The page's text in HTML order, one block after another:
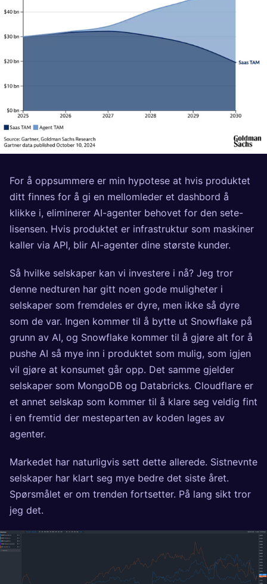
For å oppsummere er min hypotese at hvis produktet
ditt finnes for å gi en mellomleder et dashbord å
klikke i, eliminerer AI-agenter behovet for den sete-
lisensen. Hvis produktet er infrastruktur som maskiner
kaller via API, blir AI-agenter dine største kunder.
Så hvilke selskaper kan vi investere i nå? Jeg tror
denne nedturen har gitt noen gode muligheter i
selskaper som fremdeles er dyre, men ikke så dyre
som de var. Ingen kommer til å bytte ut Snowflake på
grunn av AI, og Snowflake kommer til å gjøre alt for å
pushe AI så mye inn i produktet som mulig, som igjen
vil gjøre at konsumet går opp. Det samme gjelder
selskaper som MongoDB og Databricks. Cloudflare er
et annet selskap som kommer til å klare seg veldig fint
i en fremtid der mesteparten av koden lages av
agenter.
Markedet har naturligvis sett dette allerede. Sistnevnte
selskaper har klart seg mye bedre det siste året.
Spørsmålet er om trenden fortsetter. På lang sikt tror
jeg det.